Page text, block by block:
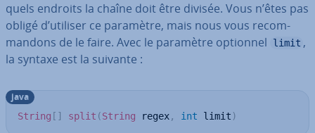
quels endroits la chaîne doit être divisée. Vous n’êtes pas
obligé d’utiliser ce paramètre, mais nous vous re­com­
man­dons de le faire. Avec le paramètre optionnel
limit ,
la syntaxe est la suivante :
String [ ] split (String regex, int limit )
java